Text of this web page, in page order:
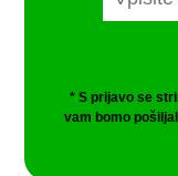
* S prijavo se
vam bomo